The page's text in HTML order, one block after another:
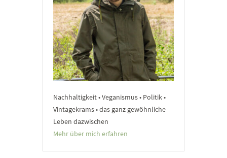
Nachhaltigkeit • Veganismus • Politik •
Vintagekrams • das ganz gewöhnliche
Leben dazwischen
Mehr über mich erfahren